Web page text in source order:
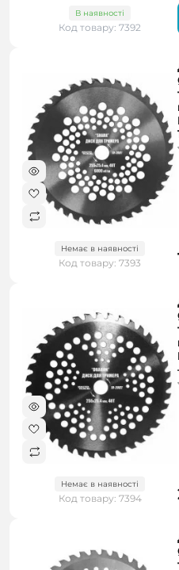
В наявності
Код товару: 7392
Немає в наявності
Код товару: 7393
Немає в наявності
Код товару: 7394